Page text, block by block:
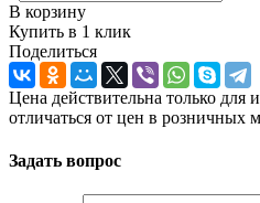
В корзину
Купить в 1 клик
Поделиться
Цена действительна только для
отличаться от цен в розничных
Задать вопрос